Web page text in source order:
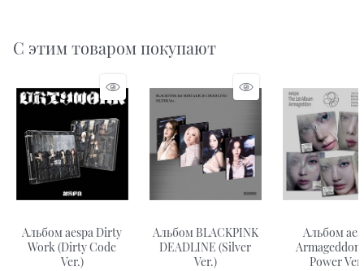
С этим товаром покупают
Альбом aespa Dirty
Work (Dirty Code
Ver.)
Альбом BLACKPINK
DEADLINE (Silver
Ver.)
Альбом
Armageddon
Power